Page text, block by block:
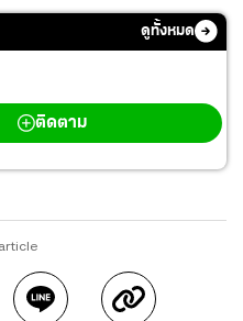
ดูทั้งหมด
ติดตาม